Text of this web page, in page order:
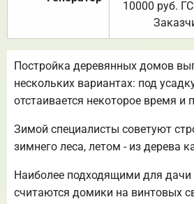
10000 руб.
Постройка деревянных домов
нескольких вариантах: под
отстаивается некоторое время и
Зимой специалисты советуют
зимнего леса, летом - из дерева
Наиболее подходящими для дачи
считаются домики на винтовых